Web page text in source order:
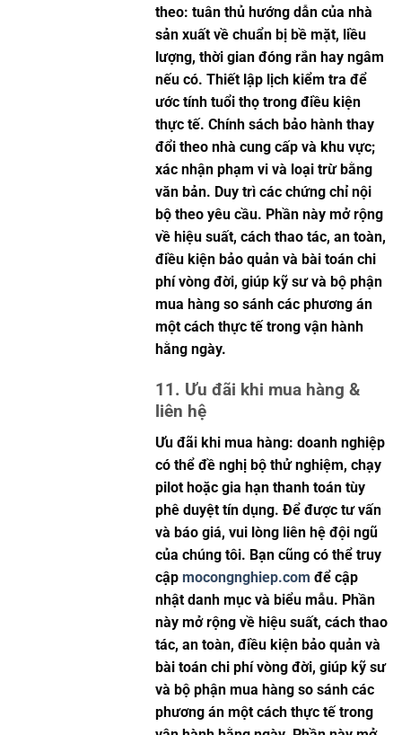
theo: tuân thủ hướng dẫn của nhà
sản xuất về chuẩn bị bề mặt, liều
lượng, thời gian đóng rắn hay ngâm
nếu có. Thiết lập lịch kiểm tra để
ước tính tuổi thọ trong điều kiện
thực tế. Chính sách bảo hành thay
đổi theo nhà cung cấp và khu vực;
xác nhận phạm vi và loại trừ bằng
văn bản. Duy trì các chứng chỉ nội
bộ theo yêu cầu. Phần này mở rộng
về hiệu suất, cách thao tác, an toàn,
điều kiện bảo quản và bài toán chi
phí vòng đời, giúp kỹ sư và bộ phận
mua hàng so sánh các phương án
một cách thực tế trong vận hành
hằng ngày.
11. Ưu đãi khi mua hàng &
liên hệ
Ưu đãi khi mua hàng: doanh nghiệp
có thể đề nghị bộ thử nghiệm, chạy
pilot hoặc gia hạn thanh toán tùy
phê duyệt tín dụng. Để được tư vấn
và báo giá, vui lòng liên hệ đội ngũ
của chúng tôi. Bạn cũng có thể truy
cậpmocongnghiep.com để cập
nhật danh mục và biểu mẫu. Phần
này mở rộng về hiệu suất, cách thao
tác, an toàn, điều kiện bảo quản và
bài toán chi phí vòng đời, giúp kỹ sư
và bộ phận mua hàng so sánh các
phương án một cách thực tế trong